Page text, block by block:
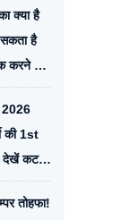
क्या है
है
करने का
की 1st
देखें कट-
तरीका
तोहफा!